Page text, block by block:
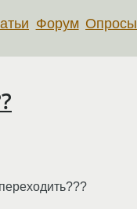
Форум Опросы